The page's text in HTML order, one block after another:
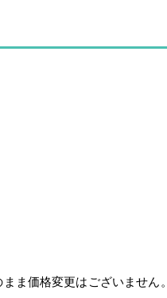
価格変更はございません。